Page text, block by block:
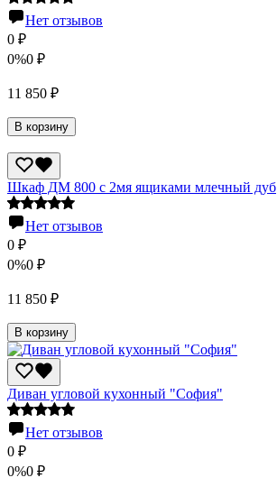
Нет отзывов
0 ₽
0%0 ₽
11 850 ₽
В корзину
Шкаф ДМ 800 с 2мя ящиками млечный дуб
Нет отзывов
0 ₽
0%0 ₽
11 850 ₽
В корзину
Диван угловой кухонный "София"
Нет отзывов
0 ₽
0%0 ₽